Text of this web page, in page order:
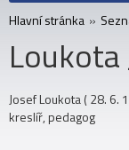
Hlavní stránka »
Loukota
Josef Loukota ( 28. 6.
kreslíř, pedagog